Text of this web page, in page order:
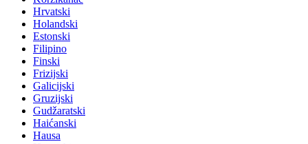
Hrvatski
Holandski
Estonski
Filipino
Finski
Frizijski
Galicijski
Gruzijski
Gudžaratski
Haićanski
Hausa